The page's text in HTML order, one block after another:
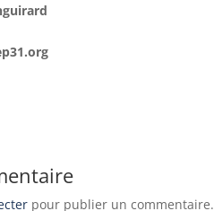
pour publier un commentaire.